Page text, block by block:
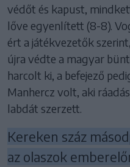
védőt és kapust,
lőve egyenlített (8-8).
ért a játékvezetők
újra védte a magyar
harcolt ki, a befejező
Manhercz volt, aki
labdát szerzett.
Kereken száz
az olaszok